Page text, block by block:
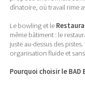
dînatoire, où travail rime
Le bowling et le
même bâtiment : le
juste au-dessus des
organisation fluide et
Pourquoi choisir le